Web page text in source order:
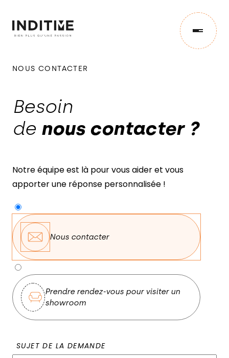
NOS ENGAGEMENTS
ACTUS & ÉVÉNEMENTS
NOUS CONTACTER
NOUS CONTACTER
Besoin
de nous contacter ?
Notre équipe est là pour vous aider et vous
apporter une réponse personnalisée !
Sans
titre
Nous contacter
Prendre rendez-vous pour visiter un
showroom
SUJET DE LA DEMANDE